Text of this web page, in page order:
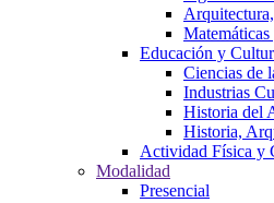
Educación y
Ciencias de
Industrias
Historia del
Historia,
Actividad Física y
Modalidad
Presencial